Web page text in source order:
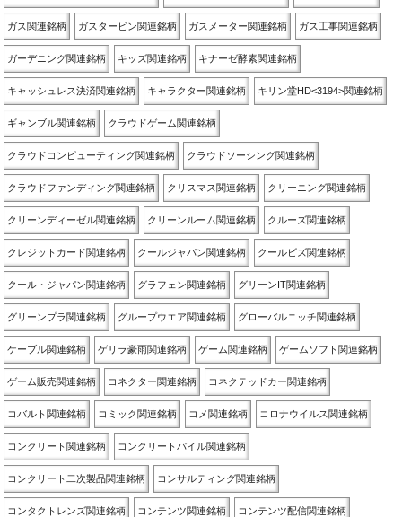
ガス関連銘柄 ガスタービン関連銘柄 ガスメーター関連銘柄 ガス工事関連銘柄
ガーデニング関連銘柄 キッズ関連銘柄 キナーゼ酵素関連銘柄
キャッシュレス決済関連銘柄 キャラクター関連銘柄 キリン堂HD<3194>関連銘柄
ギャンブル関連銘柄 クラウドゲーム関連銘柄
クラウドコンピューティング関連銘柄 クラウドソーシング関連銘柄
クラウドファンディング関連銘柄 クリスマス関連銘柄 クリーニング関連銘柄
クリーンディーゼル関連銘柄 クリーンルーム関連銘柄 クルーズ関連銘柄
クレジットカード関連銘柄 クールジャパン関連銘柄 クールビズ関連銘柄
クール・ジャパン関連銘柄 グラフェン関連銘柄 グリーンIT関連銘柄
グリーンプラ関連銘柄 グループウエア関連銘柄 グローバルニッチ関連銘柄
ケーブル関連銘柄 ゲリラ豪雨関連銘柄 ゲーム関連銘柄 ゲームソフト関連銘柄
ゲーム販売関連銘柄 コネクター関連銘柄 コネクテッドカー関連銘柄
コバルト関連銘柄 コミック関連銘柄 コメ関連銘柄 コロナウイルス関連銘柄
コンクリート関連銘柄 コンクリートパイル関連銘柄
コンクリート二次製品関連銘柄 コンサルティング関連銘柄
コンタクトレンズ関連銘柄 コンテンツ関連銘柄 コンテンツ配信関連銘柄